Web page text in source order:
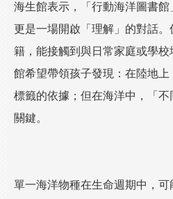
海生館表示，「行動海洋圖書館
更是一場開啟「理解」的對話
籍，能接觸到與日常家庭或學
館希望帶領孩子發現：在陸地
標籤的依據；但在海洋中，「
關鍵。
單一海洋物種在生命週期中，